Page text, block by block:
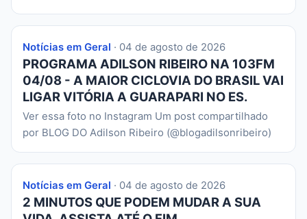
Notícias em Geral · 04 de agosto de 2026
PROGRAMA ADILSON RIBEIRO NA 103FM
04/08 - A MAIOR CICLOVIA DO BRASIL VAI
LIGAR VITÓRIA A GUARAPARI NO ES.
Ver essa foto no Instagram Um post compartilhado
por BLOG DO Adilson Ribeiro (@blogadilsonribeiro)
Notícias em Geral · 04 de agosto de 2026
2 MINUTOS QUE PODEM MUDAR A SUA